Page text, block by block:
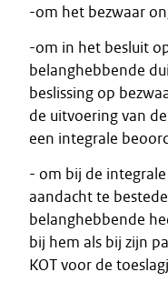
-om het bezwaar
-om in het besluit
belanghebbende
beslissing op
de uitvoering van
een integrale
- om bij de
aandacht te
belanghebbende
bij hem als bij zijn
KOT voor de